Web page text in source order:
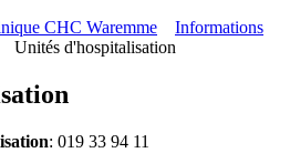
CHC Waremme
Informations
Unités d'hospitalisation
: 019 33 94 11